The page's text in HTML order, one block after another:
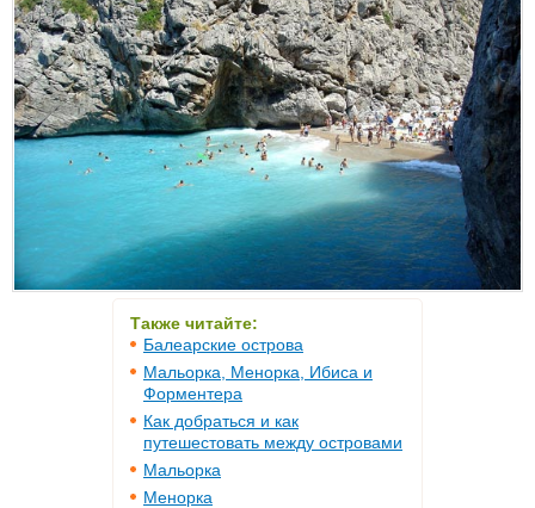
Также читайте:
Балеарские острова
Мальорка, Менорка, Ибиса и
Форментера
Как добраться и как
путешестовать между островами
Мальорка
Менорка